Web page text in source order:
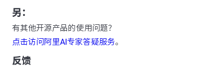
另：
有其他开源产品的使用问题？
点击访问阿里AI专家答疑服务。
反馈